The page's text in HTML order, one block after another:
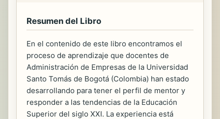
Resumen del Libro
En el contenido de este libro encontramos el
proceso de aprendizaje que docentes de
Administración de Empresas de la Universidad
Santo Tomás de Bogotá (Colombia) han estado
desarrollando para tener el perfil de mentor y
responder a las tendencias de la Educación
Superior del siglo XXI. La experiencia está